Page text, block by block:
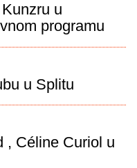
u
programu
u Splitu
, Céline Curiol u